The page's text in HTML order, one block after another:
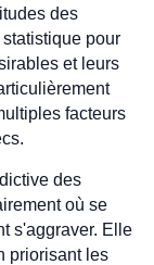
des
pour
et leurs
facteurs
des
où se
s'aggraver. Elle
priorisant les